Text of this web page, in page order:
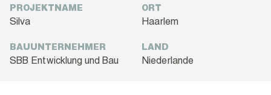
PROJEKTNAME
Silva
ORT
Haarlem
BAUUNTERNEHMER
SBB Entwicklung und Bau
LAND
Niederlande